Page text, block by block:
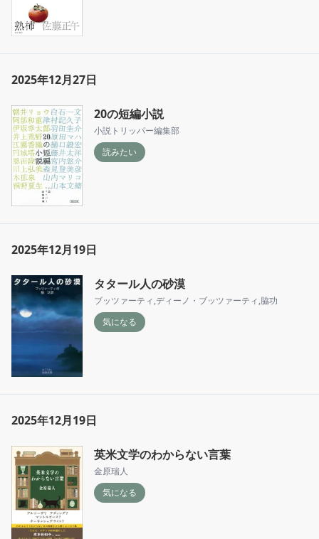
2025年12月27日
20の短編小説
小説トリッパー編集部
読みたい
2025年12月19日
タタール人の砂漠
ブッツァーティ,ディーノ・ブッツァーティ,脇功
気になる
2025年12月19日
英米文学のわからない言葉
金原瑞人
気になる